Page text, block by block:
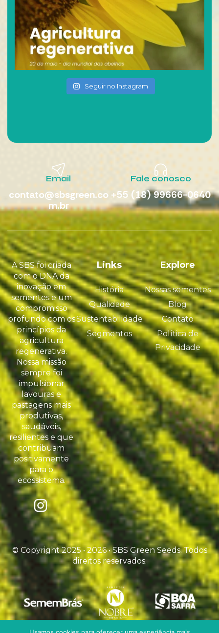
Seguir no Instagram
Email
contato@sbsgreen.co
m.br
Fale conosco
+55 (18) 99666-0640
Links
História
Qualidade
Sustentabilidade
Segmentos
Explore
Nossas sementes
Blog
Contato
Política de
Privacidade
A SBS foi criada
com o DNA da
inovação em
sementes e um
compromisso
profundo com os
princípios da
agricultura
regenerativa.
Nossa missão
sempre foi
impulsionar
lavouras e
pastagens mais
produtivas,
saudáveis,
resilientes e que
contribuam
positivamente
para o
ecossistema.
© Copyright 2025 • 2026 • SBS Green Seeds. Todos
direitos reservados.